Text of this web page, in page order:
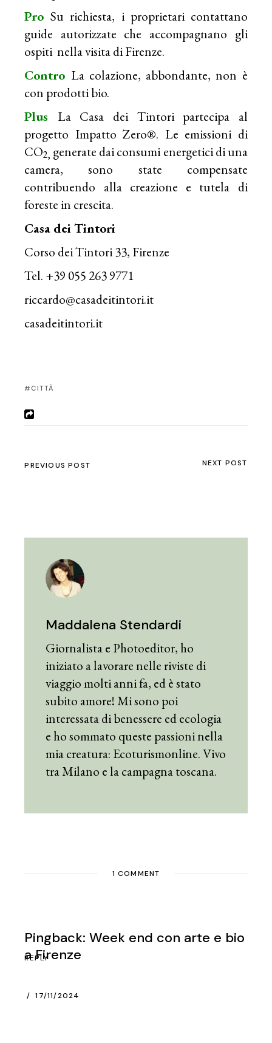
ProSu richiesta, i proprietari contattano
guide autorizzate che accompagnano gli
ospiti nella visita di Firenze.
Contro La colazione, abbondante, non è
con prodotti bio.
Plus La Casa dei Tintori partecipa al
progetto Impatto Zero®. Le emissioni di
CO2, generate dai consumi energetici di una
camera, sono state compensate
contribuendo alla creazione e tutela di
foreste in crescita.
Casa dei Tintori
Corso dei Tintori 33, Firenze
Tel. +39 055 263 9771
riccardo@casadeitintori.it
casadeitintori.it
CITTÀ
PREVIOUS POST NEXT POST
Maddalena Stendardi
Giornalista e Photoeditor, ho
iniziato a lavorare nelle riviste di
viaggio molti anni fa, ed è stato
subito amore! Mi sono poi
interessata di benessere ed ecologia
e ho sommato queste passioni nella
mia creatura: Ecoturismonline. Vivo
tra Milano e la campagna toscana.
1 COMMENT
Pingback:Week end con arte e bio
a Firenze
17/11/2024
REPLY